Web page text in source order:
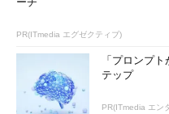
PR(ITmedia エグゼクティブ)
「プロンプ
テップ
PR(ITmedia エン